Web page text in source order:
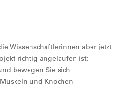
Wissenschaftlerinnen aber jetzt
richtig angelaufen ist:
bewegen Sie sich
und Knochen